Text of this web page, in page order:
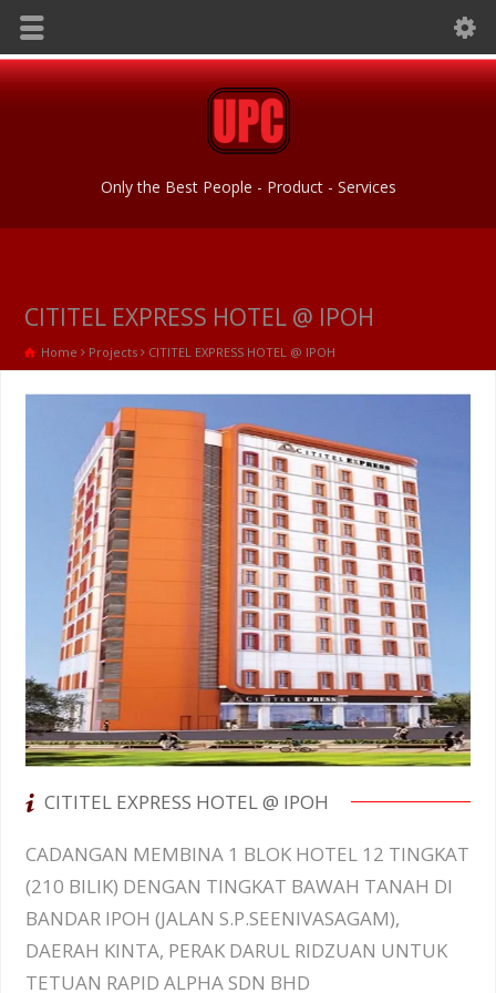
Only the Best People - Product - Services
CITITEL EXPRESS HOTEL @ IPOH
Home Projects CITITEL EXPRESS HOTEL @ IPOH
CITITEL EXPRESS HOTEL @ IPOH
CADANGAN MEMBINA 1 BLOK HOTEL 12 TINGKAT
(210 BILIK) DENGAN TINGKAT BAWAH TANAH DI
BANDAR IPOH (JALAN S.P.SEENIVASAGAM),
DAERAH KINTA, PERAK DARUL RIDZUAN UNTUK
TETUAN RAPID ALPHA SDN BHD